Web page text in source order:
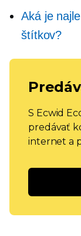
Aká je
štítkov?
S Ecwid
predávať
internet a